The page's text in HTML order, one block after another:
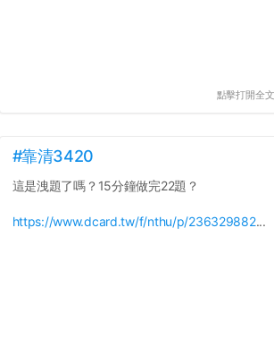
點擊打開全文
#靠清3420
這是洩題了嗎？15分鐘做完22題？
https://www.dcard.tw/f/nthu/p/236329882...